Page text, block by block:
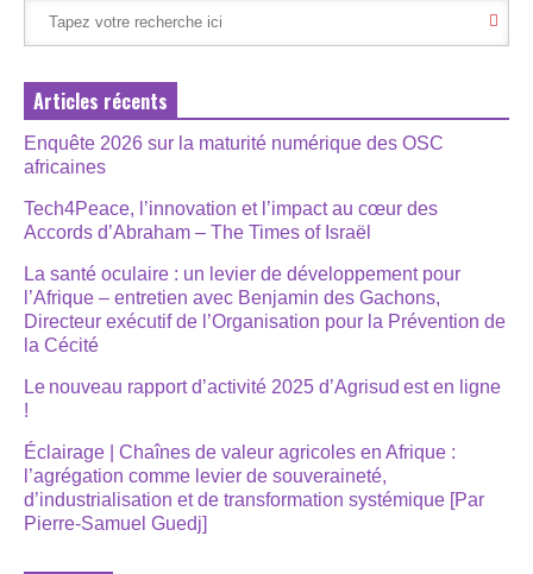
Articles récents
Enquête 2026 sur la maturité numérique des OSC
africaines
Tech4Peace, l’innovation et l’impact au cœur des
Accords d’Abraham – The Times of Israël
La santé oculaire : un levier de développement pour
l’Afrique – entretien avec Benjamin des Gachons,
Directeur exécutif de l’Organisation pour la Prévention de
la Cécité
Le nouveau rapport d’activité 2025 d’Agrisud est en ligne
!
Éclairage | Chaînes de valeur agricoles en Afrique :
l’agrégation comme levier de souveraineté,
d’industrialisation et de transformation systémique [Par
Pierre-Samuel Guedj]